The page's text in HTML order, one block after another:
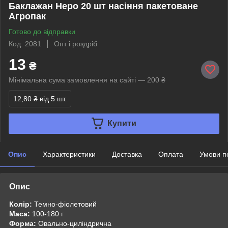
Баклажан Неро 20 шт насіння пакетоване
Агропак
Готово до відправки
Код: 2081
Опт і роздріб
13 ₴
Мінімальна сума замовлення на сайті — 200 ₴
12,80 ₴ від 5 шт.
Купити
Опис Характеристики Доставка Оплата Умови
Опис
Колір: Темно-фіолетовий
Маса: 100-180 г
Форма: Овально-циліндрична